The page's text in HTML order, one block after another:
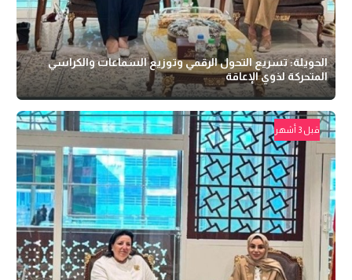
الحويلة: تسريع التحول الرقمي وتوزيع السماعات والكراسي
المتحركة لذوي الإعاقة
قبل 3 أشهر